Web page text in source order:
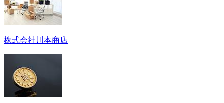
株式会社川本商店